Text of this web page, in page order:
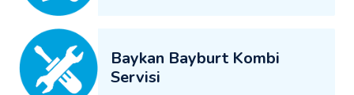
Baykan Bayburt Kombi
Servisi